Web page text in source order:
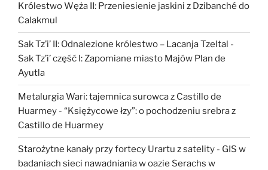
Królestwo Węża II: Przeniesienie jaskini z Dzibanché do
Calakmul
Sak Tz’i’ II: Odnalezione królestwo – Lacanja Tzeltal -
Sak Tz’i’ część I: Zapomiane miasto Majów Plan de
Ayutla
Metalurgia Wari: tajemnica surowca z Castillo de
Huarmey - “Księżycowe łzy”: o pochodzeniu srebra z
Castillo de Huarmey
Starożytne kanały przy fortecy Urartu z satelity - GIS w
badaniach sieci nawadniania w oazie Serachs w